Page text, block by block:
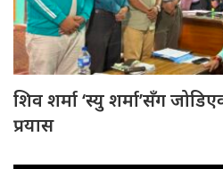
शिव शर्मा ‘स्यु शर्मा’सँग
प्रयास